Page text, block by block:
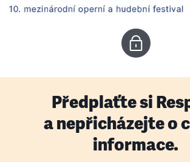
Předplaťte si
a nepřicházejte o
informace.